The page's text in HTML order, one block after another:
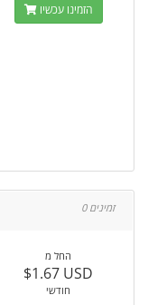
הזמינו עכשיו
0 זמינים
החל מ
$1.67 USD
חודשי